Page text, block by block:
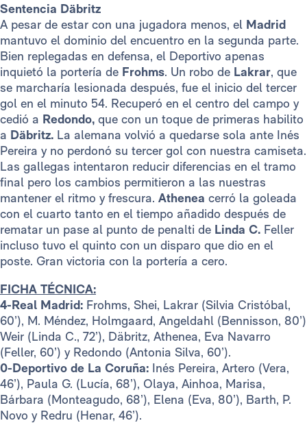
Sentencia Däbritz
A pesar de estar con una jugadora menos, el Madrid
mantuvo el dominio del encuentro en la segunda parte.
Bien replegadas en defensa, el Deportivo apenas
inquietó la portería de Frohms. Un robo de Lakrar, que
se marcharía lesionada después, fue el inicio del tercer
gol en el minuto 54. Recuperó en el centro del campo y
cedió a Redondo, que con un toque de primeras habilito
a Däbritz. La alemana volvió a quedarse sola ante Inés
Pereira y no perdonó su tercer gol con nuestra camiseta.
Las gallegas intentaron reducir diferencias en el tramo
final pero los cambios permitieron a las nuestras
mantener el ritmo y frescura. Athenea cerró la goleada
con el cuarto tanto en el tiempo añadido después de
rematar un pase al punto de penalti de Linda C. Feller
incluso tuvo el quinto con un disparo que dio en el
poste. Gran victoria con la portería a cero.
FICHA TÉCNICA:
4-Real Madrid: Frohms, Shei, Lakrar (Silvia Cristóbal,
60’), M. Méndez, Holmgaard, Angeldahl (Bennisson, 80’)
Weir (Linda C., 72’), Däbritz, Athenea, Eva Navarro
(Feller, 60’) y Redondo (Antonia Silva, 60’).
0-Deportivo de La Coruña: Inés Pereira, Artero (Vera,
46’), Paula G. (Lucía, 68’), Olaya, Ainhoa, Marisa,
Bárbara (Monteagudo, 68’), Elena (Eva, 80’), Barth, P.
Novo y Redru (Henar, 46’).